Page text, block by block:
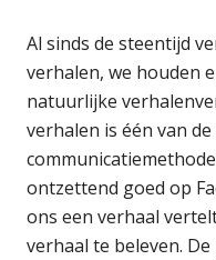
Al sinds de steentijd
verhalen, we houden
natuurlijke
verhalen is één van
ontzettend goed op
ons een verhaal
verhaal te beleven. De